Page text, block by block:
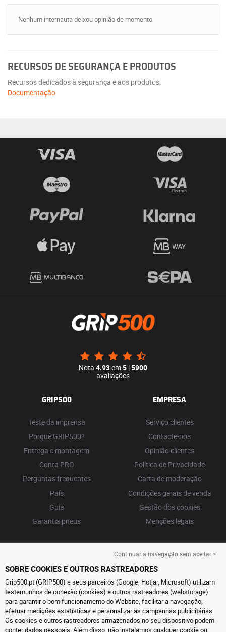
Nenhum internauta deixou opinião de momento.
RECURSOS DE SEGURANÇA E PRODUTOS
Recursos dedicados à segurança e aos produtos.
Documentação
Nota 4.93em5 |5900
avaliações
GRIP500
Teste da imprensa
Porquê GRIP500?
Entrega e montagem
Conta PRO
Perguntas frequentes
País
Guia
Garantia pneus
EMPRESA
Serviço clientes
Contacte-nos
Opinião clientes
Política de Privacidade
Carta de moderação
Condições gerais de venda
Gestão dos cookies
Menções legais
Continuar a navegação sem aceitar >
SOBRE COOKIES E OUTROS RASTREADORES
Grip500.pt (GRIP500) e seus parceiros (Google, Hotjar, Microsoft) utilizam
testemunhos de conexão (cookies) e outros rastreadores (webstorage)
para garantir o bom funcionamento do Website, facilitar a navegação,
efetuar medições estatísticas e personalizar as campanhas publicitárias.
Os cookies e outros rastreadores armazenados no seu dispositivo podem
conter dados pessoais. Além disso, não instalamos qualquer cookie ou